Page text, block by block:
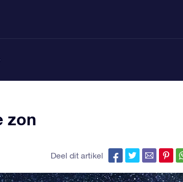
zon
Deel dit artikel